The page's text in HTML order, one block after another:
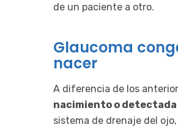
de un paciente a otro.
Glaucoma
nacer
A diferencia de los
nacimiento o detectada
sistema de drenaje del